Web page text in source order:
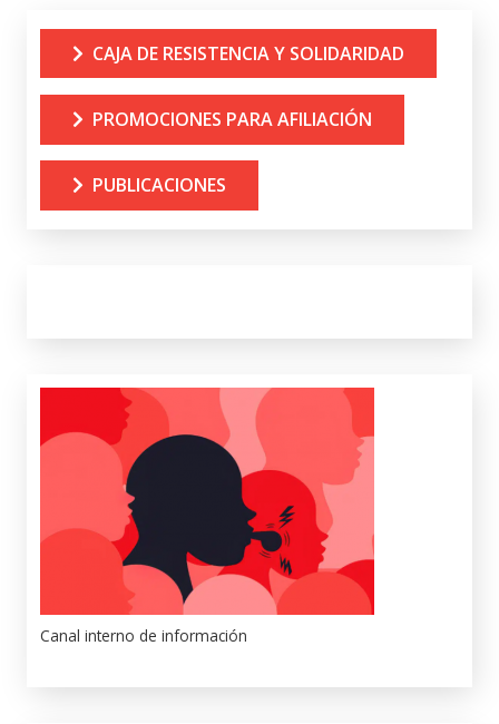
CAJA DE RESISTENCIA Y SOLIDARIDAD
PROMOCIONES PARA AFILIACIÓN
PUBLICACIONES
Canal interno de información